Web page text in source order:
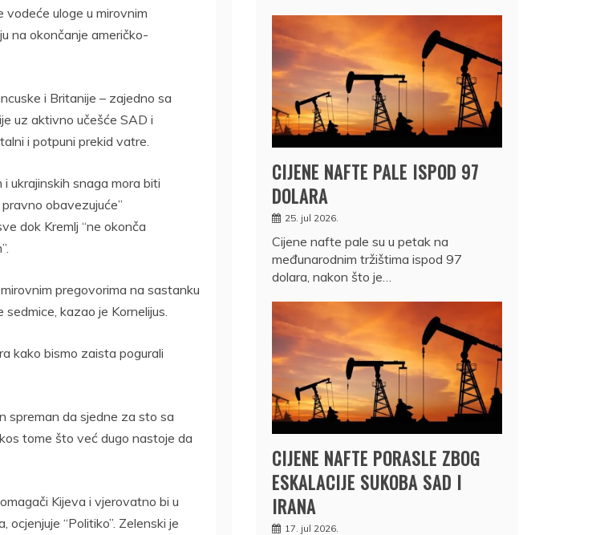
vodeće uloge u mirovnim
na okončanje američko-
i Britanije – zajedno sa
uz aktivno učešće SAD i
i potpuni prekid vatre.
ukrajinskih snaga mora biti
obavezujuće”
dok Kremlj “ne okonča
pregovorima na sastanku
kazao je Kornelijus.
kako bismo zaista pogurali
spreman da sjedne za sto sa
tome što već dugo nastoje da
Kijeva i vjerovatno bi u
“Politiko”. Zelenski je
CIJENE NAFTE PALE ISPOD 97
DOLARA
25. jul 2026.
Cijene nafte pale su u petak na
međunarodnim tržištima ispod 97
dolara, nakon što je…
CIJENE NAFTE PORASLE ZBOG
ESKALACIJE SUKOBA SAD I
IRANA
17. jul 2026.